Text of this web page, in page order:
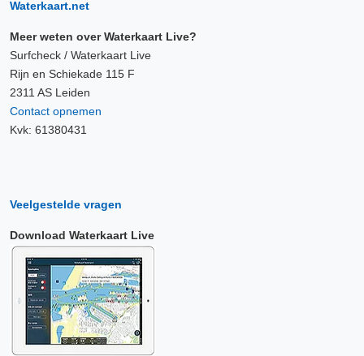
Waterkaart.net
Meer weten over Waterkaart Live?
Surfcheck / Waterkaart Live
Rijn en Schiekade 115 F
2311 AS Leiden
Contact opnemen
Kvk: 61380431
Veelgestelde vragen
Download Waterkaart Live